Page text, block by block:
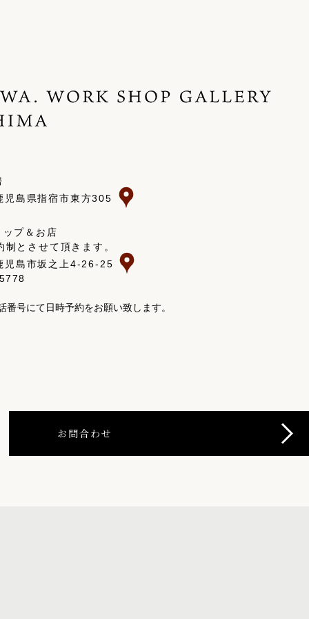
島県指宿市東方305
プ＆お店
とさせて頂きます。
島市坂之上4-26-25
番号にて日時予約をお願い致します。
お問合わせ